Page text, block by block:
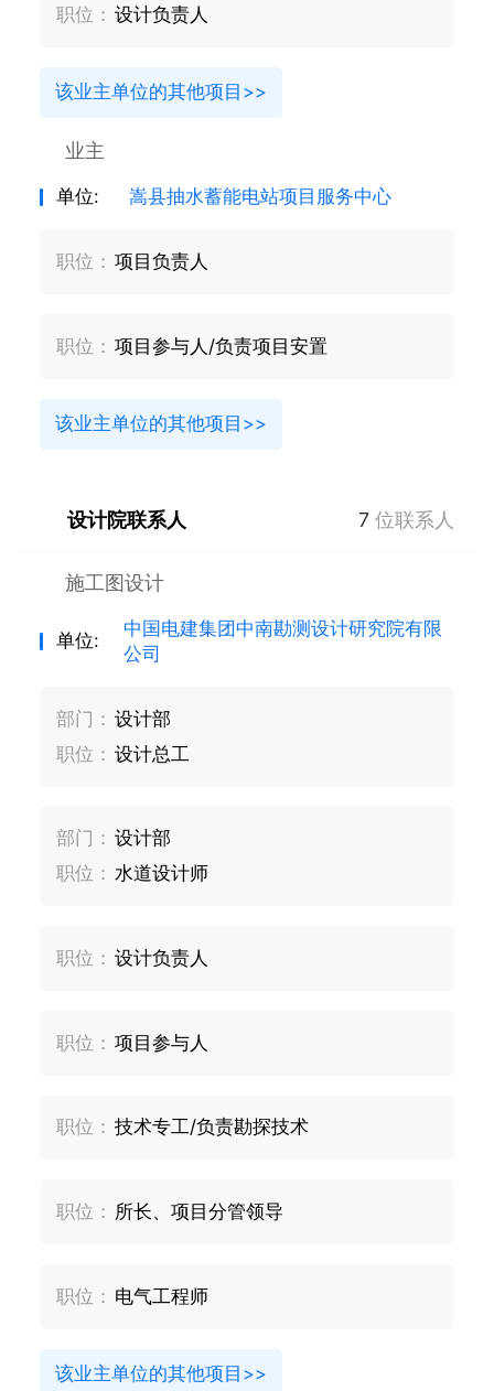
职位： 设计负责人
该业主单位的其他项目>>
业主
单位: 嵩县抽水蓄能电站项目服务中心
职位： 项目负责人
职位： 项目参与人/负责项目安置
该业主单位的其他项目>>
设计院联系人 7 位联系人
施工图设计
单位:
中国电建集团中南勘测设计研究院有限
公司
部门： 设计部
职位： 设计总工
部门： 设计部
职位： 水道设计师
职位： 设计负责人
职位： 项目参与人
职位： 技术专工/负责勘探技术
职位： 所长、项目分管领导
职位： 电气工程师
该业主单位的其他项目>>